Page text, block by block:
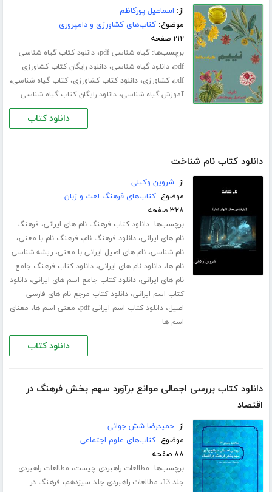
از: اسماعیل پورکاظم
موضوع:کتاب‌های کشاورزی و دامپروری
۲۱۲ صفحه
برچسب‌ها:گیاه شناسی pdf ،دانلود کتاب گیاه شناسی
pdf،دانلود گیاه شناسی،دانلود رایگان کتاب کشاورزی
pdf،کشاورزی،دانلود کتاب کشاورزی،کتاب گیاه شناسی،
آموزش گیاه شناسی،دانلود رایگان کتاب گیاه شناسی
دانلود کتاب
دانلود کتاب نام شناخت
از:شروین وکیلی
موضوع:کتاب‌های فرهنگ لغت و زبان
۳۲۸ صفحه
برچسب‌ها:دانلود کتاب فرهنگ نام های ایرانی، فرهنگ
نام های ایرانی،دانلود فرهنگ نام، فرهنگ نام با معنی،
نام شناسی،نام های اصیل ایرانی با معنی،ریشه شناسی
نام ها،دانلود نام های ایرانی،دانلود کتاب فرهنگ جامع
نام های ایرانی،دانلود کتاب جامع اسم های ایرانی،دانلود
کتاب اسم ایرانی،دانلود کتاب مرجع نام های فارسی
اصیل،دانلود کتاب اسم ایرانی pdf ، معنی اسم ها، معنای
اسم ها
دانلود کتاب
دانلود کتاب بررسی اجمالی موانع برآورد سهم بخش فرهنگ در
اقتصاد
از:حمیدرضا شش جوانی
موضوع:کتاب‌های علوم اجتماعی
۸۸ صفحه
برچسب‌ها: مطالعات راهبردی چیست، مطالعات راهبردی
جلد 13
، مطالعات راهبردی جلد سیزدهم، فرهنگ در